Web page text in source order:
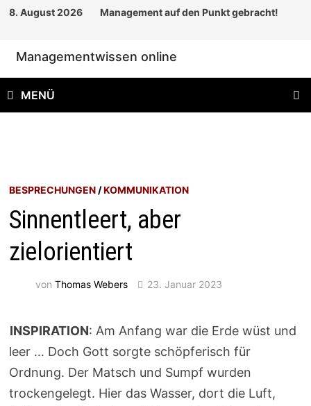
Zum
8. August 2026 Management auf den Punkt gebracht!
Managementwissen online
MENÜ
BESPRECHUNGEN /KOMMUNIKATION
Sinnentleert, aber
zielorientiert
vonThomas Webers 23. Januar 2023
INSPIRATION: Am Anfang war die Erde wüst und
leer … Doch Gott sorgte schöpferisch für
Ordnung. Der Matsch und Sumpf wurden
trockengelegt. Hier das Wasser, dort die Luft,